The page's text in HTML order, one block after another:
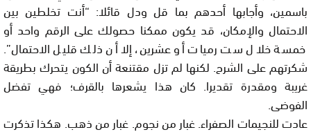
باسمين، وأجابها أحدهم بما قل ودل قائلا: “أنت تخلطين بين
الاحتمال والإمكان، قد يكون ممكنا حصولك على الرقم واحد أو
خمسة خلال ست رميات أو عشرين، إلا أن ذلك قليل الاحتمال”.
شكرتهم على الشرح. لكنها لم تزل مقتنعة أن الكون يتحرك بطريقة
غريبة ومقدرة تقديرا. كان هذا يشعرها بالقرف؛ فهي تفضل
الفوضى.
عادت للنجيمات الصفراء. غبار من نجوم. غبار من ذهب. هكذا تذكرت